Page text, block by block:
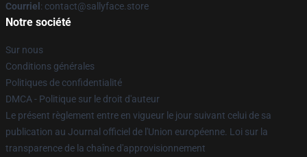
Courriel : contact@sallyface.store
Notre société
Sur nous
Conditions générales
Politiques de confidentialité
DMCA - Politique sur le droit d'auteur
Le présent règlement entre en vigueur le jour suivant celui de sa
publication au Journal officiel de l'Union européenne. Loi sur la
transparence de la chaîne d'approvisionnement